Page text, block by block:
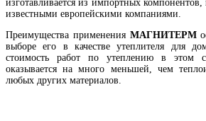
изготавливается из импортных компонентов,
известными европейскими компаниями.
Преимущества применения МАГНИТЕРМ
выборе его в качестве утеплителя для
стоимость работ по утеплению в этом
оказывается на много меньшей, чем
любых других материалов.